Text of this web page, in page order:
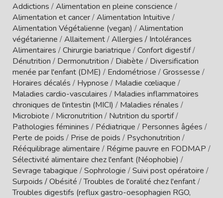
Addictions /Alimentation en pleine conscience /
Alimentation et cancer/Alimentation Intuitive /
Alimentation Végétalienne (vegan) /Alimentation
végétarienne /Allaitement/Allergies / Intolérances
Alimentaires /Chirurgie bariatrique /Confort digestif/
Dénutrition / Dermonutrition / Diabète / Diversification
menée par l'enfant (DME) / Endométriose /Grossesse /
Horaires décalés / Hypnose / Maladie cœliaque /
Maladies cardio-vasculaires / Maladies inflammatoires
chroniques de l'intestin (MICI) / Maladies rénales /
Microbiote / Micronutrition / Nutrition du sportif/
Pathologies féminines / Pédiatrique / Personnes âgées /
Perte de poids / Prise de poids / Psychonutrition /
Rééquilibrage alimentaire / Régime pauvre en FODMAP /
Sélectivité alimentaire chez l'enfant (Néophobie) /
Sevrage tabagique /Sophrologie /Suivi post opératoire /
Surpoids / Obésité /Troubles de l'oralité chez l'enfant/
Troubles digestifs (reflux gastro-oesophagien RGO,